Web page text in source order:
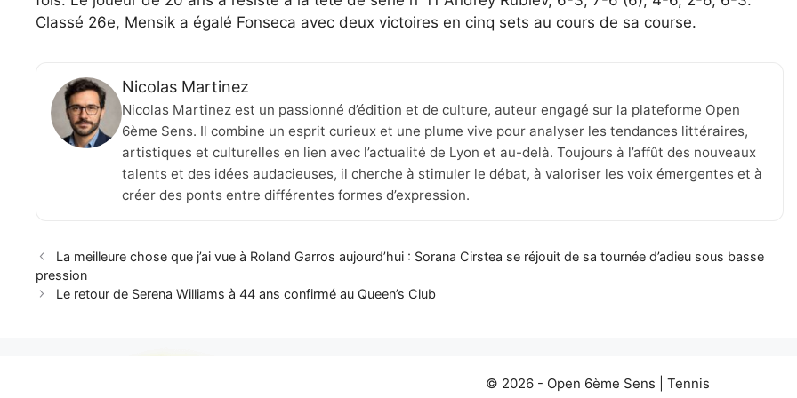
Classé 26e, Mensik a égalé Fonseca avec deux victoires en cinq sets au cours de sa course.
Nicolas Martinez
Nicolas Martinez est un passionné d’édition et de culture, auteur engagé sur la plateforme Open
6ème Sens. Il combine un esprit curieux et une plume vive pour analyser les tendances littéraires,
artistiques et culturelles en lien avec l’actualité de Lyon et au-delà. Toujours à l’affût des nouveaux
talents et des idées audacieuses, il cherche à stimuler le débat, à valoriser les voix émergentes et à
créer des ponts entre différentes formes d’expression.
La meilleure chose que j’ai vue à Roland Garros aujourd’hui : Sorana Cirstea se réjouit de sa tournée d’adieu sous basse
pression
Le retour de Serena Williams à 44 ans confirmé au Queen’s Club
© 2026 - Open 6ème Sens Tennis